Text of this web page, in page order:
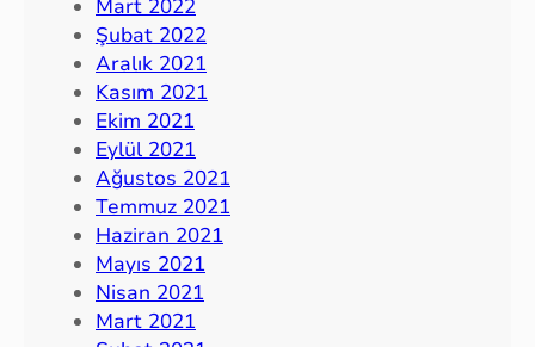
Mart 2022
Şubat 2022
Aralık 2021
Kasım 2021
Ekim 2021
Eylül 2021
Ağustos 2021
Temmuz 2021
Haziran 2021
Mayıs 2021
Nisan 2021
Mart 2021